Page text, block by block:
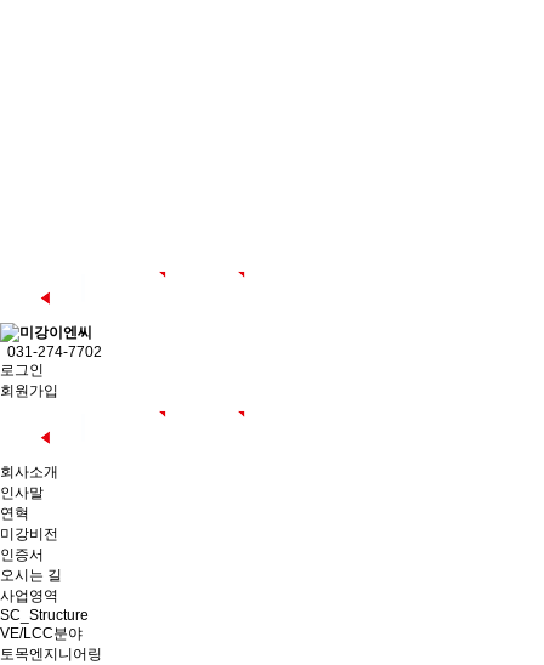
031-274-7702
로그인
회원가입
회사소개
인사말
연혁
미강비전
인증서
오시는 길
사업영역
SC_Structure
VE/LCC분야
토목엔지니어링